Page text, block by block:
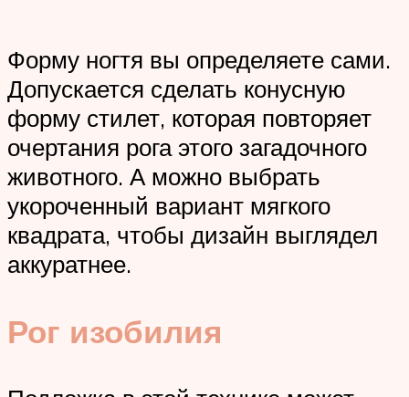
Форму ногтя вы определяете сами.
Допускается сделать конусную
форму стилет, которая повторяет
очертания рога этого загадочного
животного. А можно выбрать
укороченный вариант мягкого
квадрата, чтобы дизайн выглядел
аккуратнее.
Рог изобилия